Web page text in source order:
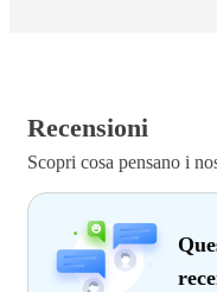
Recensioni
Scopri cosa pensano i